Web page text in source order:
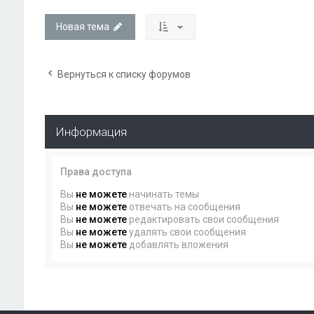
Новая тема
Вернуться к списку форумов
Информация
Права доступа
Вы не можетеначинать темы
Вы не можетеотвечать на сообщения
Вы не можетередактировать свои сообщения
Вы не можетеудалять свои сообщения
Вы не можетедобавлять вложения